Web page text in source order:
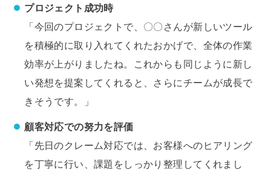
プロジェクト成功時
「今回のプロジェクトで、〇〇さんが新しいツール
を積極的に取り入れてくれたおかげで、全体の作業
効率が上がりましたね。これからも同じように新し
い発想を提案してくれると、さらにチームが成長で
きそうです。」
顧客対応での努力を評価
「先日のクレーム対応では、お客様へのヒアリング
を丁寧に行い、課題をしっかり整理してくれまし